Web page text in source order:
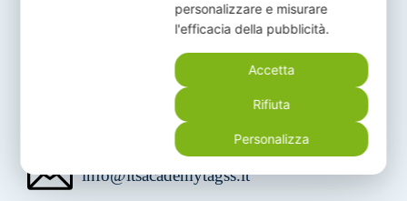
+39 379 241 9704
info@itsacademytagss.it
personalizzare e misurare
l'efficacia della pubblicità.
Accetta
Rifiuta
Personalizza